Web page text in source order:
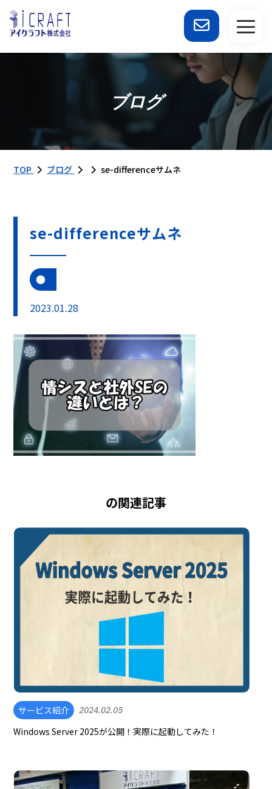
ブログ
TOP ブログ se-differenceサムネ
se-differenceサムネ
2023.01.28
の関連記事
サービス紹介 2024.02.05
Windows Server 2025が公開！実際に起動してみた！